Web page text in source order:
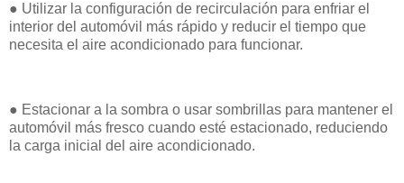
● Utilizar la configuración de recirculación para enfriar el
interior del automóvil más rápido y reducir el tiempo que
necesita el aire acondicionado para funcionar.
● Estacionar a la sombra o usar sombrillas para mantener el
automóvil más fresco cuando esté estacionado, reduciendo
la carga inicial del aire acondicionado.